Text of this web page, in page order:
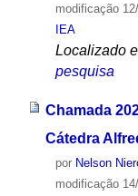
modificação12/
IEA
Localizado
pesquisa
Chamada
Cátedra
por Nelson
modificação